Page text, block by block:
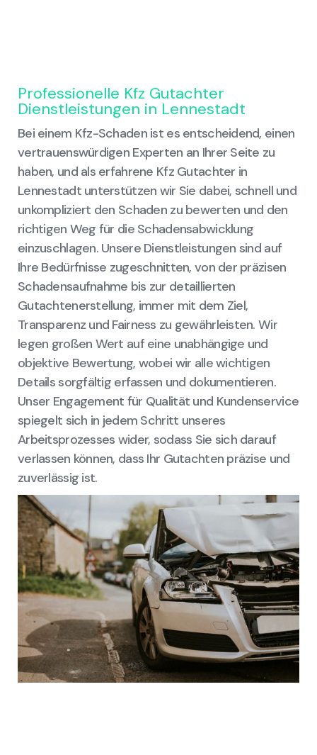
Professionelle Kfz Gutachter
Dienstleistungen in Lennestadt
Bei einem Kfz-Schaden ist es entscheidend, einen
vertrauenswürdigen Experten an Ihrer Seite zu
haben, und als erfahrene Kfz Gutachter in
Lennestadt unterstützen wir Sie dabei, schnell und
unkompliziert den Schaden zu bewerten und den
richtigen Weg für die Schadensabwicklung
einzuschlagen. Unsere Dienstleistungen sind auf
Ihre Bedürfnisse zugeschnitten, von der präzisen
Schadensaufnahme bis zur detaillierten
Gutachtenerstellung, immer mit dem Ziel,
Transparenz und Fairness zu gewährleisten. Wir
legen großen Wert auf eine unabhängige und
objektive Bewertung, wobei wir alle wichtigen
Details sorgfältig erfassen und dokumentieren.
Unser Engagement für Qualität und Kundenservice
spiegelt sich in jedem Schritt unseres
Arbeitsprozesses wider, sodass Sie sich darauf
verlassen können, dass Ihr Gutachten präzise und
zuverlässig ist.